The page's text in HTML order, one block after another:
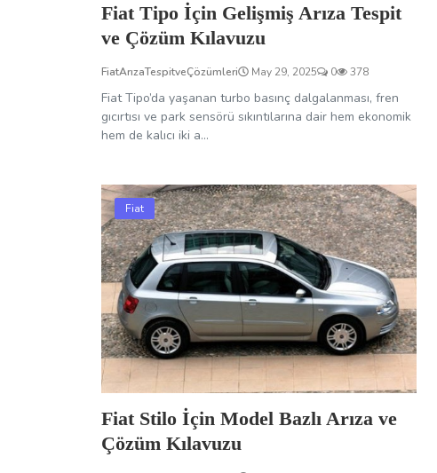
Fiat Tipo İçin Gelişmiş Arıza Tespit
ve Çözüm Kılavuzu
FiatArızaTespitveÇözümleri May 29, 2025 0 378
Fiat Tipo’da yaşanan turbo basınç dalgalanması, fren
gıcırtısı ve park sensörü sıkıntılarına dair hem ekonomik
hem de kalıcı iki a...
Fiat
Fiat Stilo İçin Model Bazlı Arıza ve
Çözüm Kılavuzu